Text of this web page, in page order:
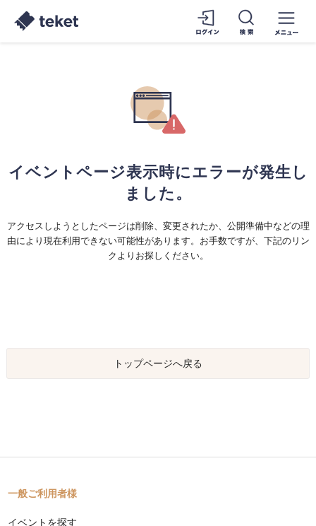
イベントページ表示時にエラーが発生し
ました。
アクセスしようとしたページは削除、変更されたか、公開準備中などの理
由により現在利用できない可能性があります。お手数ですが、下記のリン
クよりお探しください。
トップページへ戻る
一般ご利用者様
イベントを探す